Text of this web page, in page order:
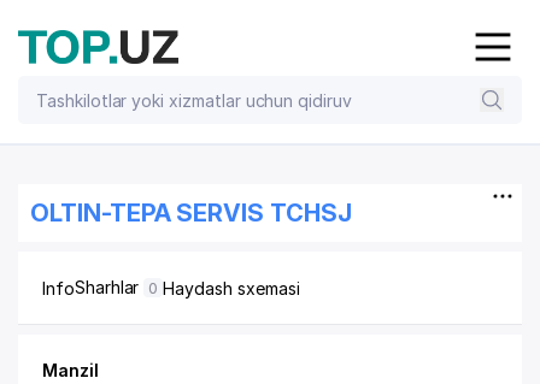
OLTIN-TEPA SERVIS TCHSJ
InfoSharhlar 0 Haydash sxemasi
Manzil